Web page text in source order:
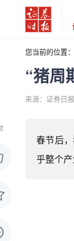
您当前的位置：
“猪周
来源：证券日报
春节后
乎整个产